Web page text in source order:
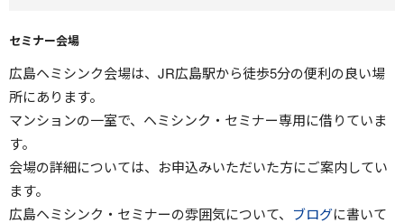
セミナー会場
広島ヘミシンク会場は、JR広島駅から徒歩5分の便利の良い場
所にあります。
マンションの一室で、ヘミシンク・セミナー専用に借りていま
す。
会場の詳細については、お申込みいただいた方にご案内してい
ます。
広島ヘミシンク・セミナーの雰囲気について、 ブログに書いて